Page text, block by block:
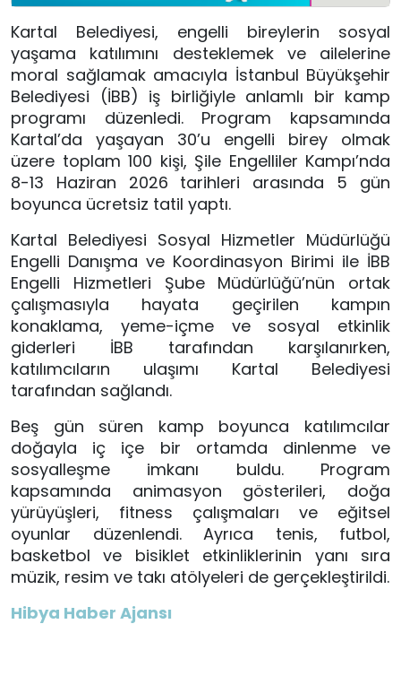
Kartal Belediyesi, engelli bireylerin sosyal
yaşama katılımını desteklemek ve ailelerine
moral sağlamak amacıyla İstanbul Büyükşehir
Belediyesi (İBB) iş birliğiyle anlamlı bir kamp
programı düzenledi. Program kapsamında
Kartal’da yaşayan 30’u engelli birey olmak
üzere toplam 100 kişi, Şile Engelliler Kampı’nda
8-13 Haziran 2026 tarihleri arasında 5 gün
boyunca ücretsiz tatil yaptı.
Kartal Belediyesi Sosyal Hizmetler Müdürlüğü
Engelli Danışma ve Koordinasyon Birimi ile İBB
Engelli Hizmetleri Şube Müdürlüğü’nün ortak
çalışmasıyla hayata geçirilen kampın
konaklama, yeme-içme ve sosyal etkinlik
giderleri İBB tarafından karşılanırken,
katılımcıların ulaşımı Kartal Belediyesi
tarafından sağlandı.
Beş gün süren kamp boyunca katılımcılar
doğayla iç içe bir ortamda dinlenme ve
sosyalleşme imkanı buldu. Program
kapsamında animasyon gösterileri, doğa
yürüyüşleri, fitness çalışmaları ve eğitsel
oyunlar düzenlendi. Ayrıca tenis, futbol,
basketbol ve bisiklet etkinliklerinin yanı sıra
müzik, resim ve takı atölyeleri de gerçekleştirildi.
Hibya Haber Ajansı